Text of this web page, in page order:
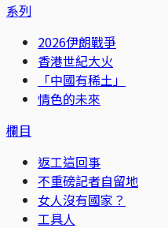
系列
2026伊朗戰爭
香港世紀大火
「中國有稀土」
情色的未來
欄目
返工這回事
不重磅記者自留地
女人沒有國家？
工具人